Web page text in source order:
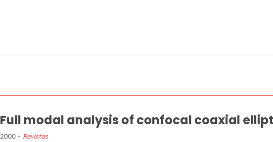
Full modal analysis of confocal coaxial
2000 - Revistas